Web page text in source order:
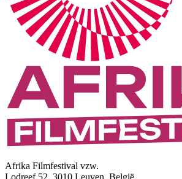
Afrika Filmfestival vzw.
Lodreef 52, 3010 Leuven, België